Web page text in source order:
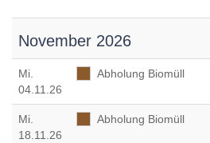
November 2026
Mi.
04.11.26
Abholung Biomüll
Mi.
18.11.26
Abholung Biomüll